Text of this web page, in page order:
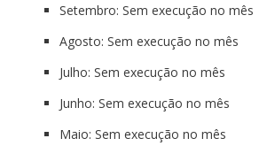
Setembro: Sem execução no mês
Agosto: Sem execução no mês
Julho: Sem execução no mês
Junho: Sem execução no mês
Maio: Sem execução no mês